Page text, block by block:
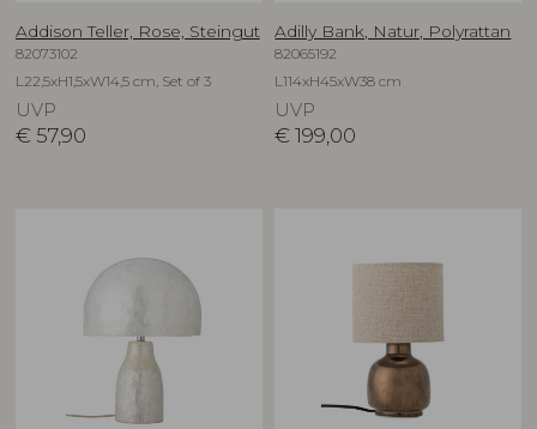
Addison Teller, Rose, Steingut
82073102
L22,5xH1,5xW14,5 cm, Set of 3
UVP
€ 57,90
Adilly Bank, Natur, Polyrattan
82065192
L114xH45xW38 cm
UVP
€ 199,00